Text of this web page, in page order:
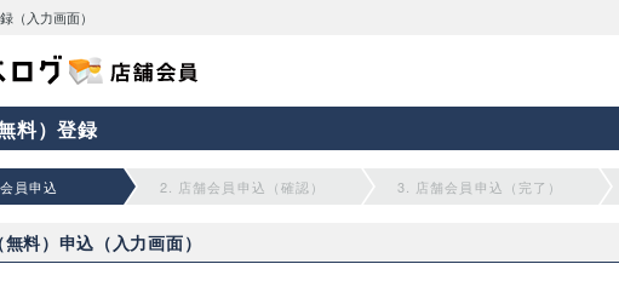
（入力画面）
料）登録
員申込 2. 店舗会員申込（確認） 3. 店舗会員申込（完了）
料）申込（入力画面）